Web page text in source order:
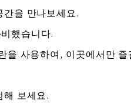
을 만나보세요.
했습니다.
사용하여, 이곳에서만
보세요.